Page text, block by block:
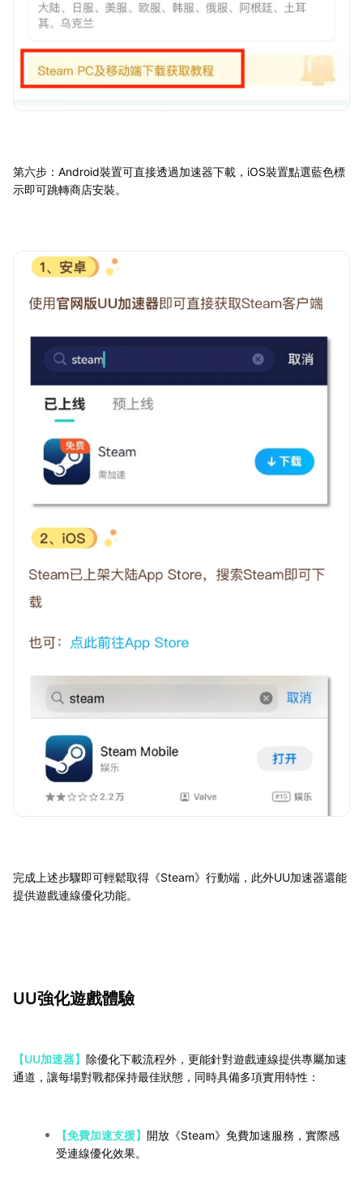
第六步：Android裝置可直接透過加速器下載，iOS裝置點選藍色標
示即可跳轉商店安裝。
完成上述步驟即可輕鬆取得《Steam》行動端，此外UU加速器還能
提供遊戲連線優化功能。
UU強化遊戲體驗
【UU加速器】 除優化下載流程外，更能針對遊戲連線提供專屬加速
通道，讓每場對戰都保持最佳狀態，同時具備多項實用特性：
【免費加速支援】 開放《Steam》免費加速服務，實際感
受連線優化效果。